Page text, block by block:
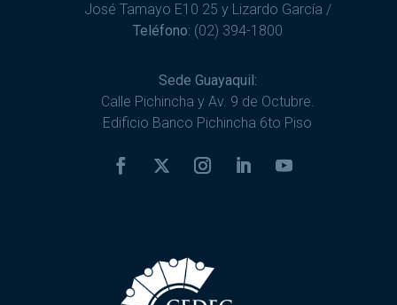
José Tamayo E10 25 y Lizardo García /
Teléfono: (02) 394-1800
Sede Guayaquil:
Calle Pichincha y Av. 9 de Octubre.
Edificio Banco Pichincha 6to Piso